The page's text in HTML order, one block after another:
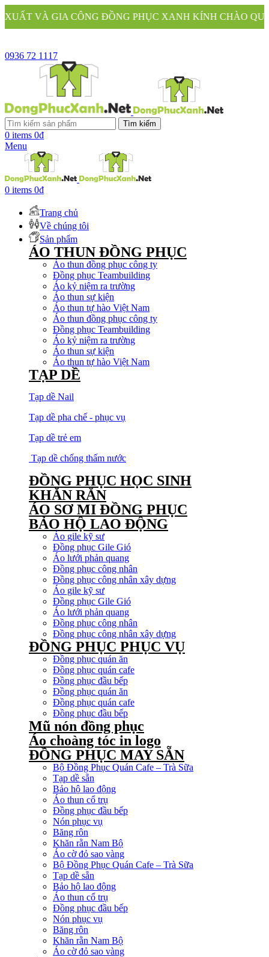
ĐỒNG PHỤC XANH KÍNH CHÀO QUÝ KHÁCH
0936 72 1117
Tìm kiếm
0 items 0₫
Menu
0 items 0₫
Trang chủ
Về chúng tôi
Sản phẩm
ÁO THUN ĐỒNG PHỤC
Áo thun đồng phục công ty
Đồng phục Teambuilding
Áo kỷ niệm ra trường
Áo thun sự kiện
Áo thun tự hào Việt Nam
Áo thun đồng phục công ty
Đồng phục Teambuilding
Áo kỷ niệm ra trường
Áo thun sự kiện
Áo thun tự hào Việt Nam
TẠP DỀ
Tạp dề Nail
Tạp dề pha chế - phục vụ
Tạp dề trẻ em
Tạp dề chống thấm nước
ĐỒNG PHỤC HỌC SINH
KHĂN RẰN
ÁO SƠ MI ĐỒNG PHỤC
BẢO HỘ LAO ĐỘNG
Áo gile kỹ sư
Đồng phục Gile Gió
Áo lưới phản quang
Đồng phục công nhân
Đồng phục công nhân xây dựng
Áo gile kỹ sư
Đồng phục Gile Gió
Áo lưới phản quang
Đồng phục công nhân
Đồng phục công nhân xây dựng
ĐỒNG PHỤC PHỤC VỤ
Đồng phục quán ăn
Đồng phục quán cafe
Đồng phục đầu bếp
Đồng phục quán ăn
Đồng phục quán cafe
Đồng phục đầu bếp
Mũ nón đồng phục
Áo choàng tóc in logo
ĐỒNG PHỤC MAY SẴN
Bộ Đồng Phục Quán Cafe – Trà Sữa
Tạp dề sẵn
Bảo hộ lao động
Áo thun cổ trụ
Đồng phục đầu bếp
Nón phục vụ
Băng rôn
Khăn rằn Nam Bộ
Áo cờ đỏ sao vàng
Bộ Đồng Phục Quán Cafe – Trà Sữa
Tạp dề sẵn
Bảo hộ lao động
Áo thun cổ trụ
Đồng phục đầu bếp
Nón phục vụ
Băng rôn
Khăn rằn Nam Bộ
Áo cờ đỏ sao vàng